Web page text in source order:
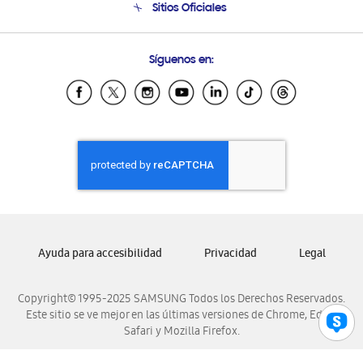
Soporte vía eMail
Sitios Oficiales
Samsung Ecuador
Samsung El Salvador
Samsung Honduras
Samsung Nicaragua
Samsung Panamá
Samsung Venezuela
Síguenos en:
Copyright© 1995-2025 SAMSUNG Todos los Derechos Reservados.
Este sitio se ve mejor en las últimas versiones de Chrome, Edge,
Safari y Mozilla Firefox.
Ayuda para accesibilidad Privacidad Legal